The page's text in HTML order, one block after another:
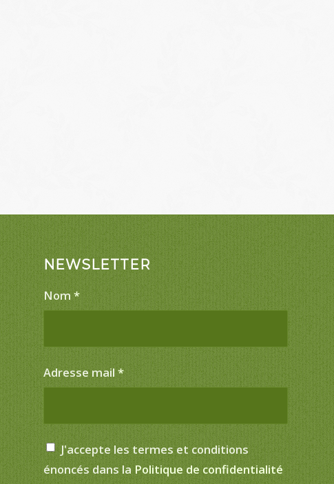
NEWSLETTER
Nom*
Adresse mail*
J'accepte les termes et conditions
énoncés dans la Politique de confidentialité